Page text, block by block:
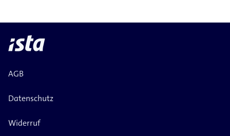
AGB
Datenschutz
Widerruf